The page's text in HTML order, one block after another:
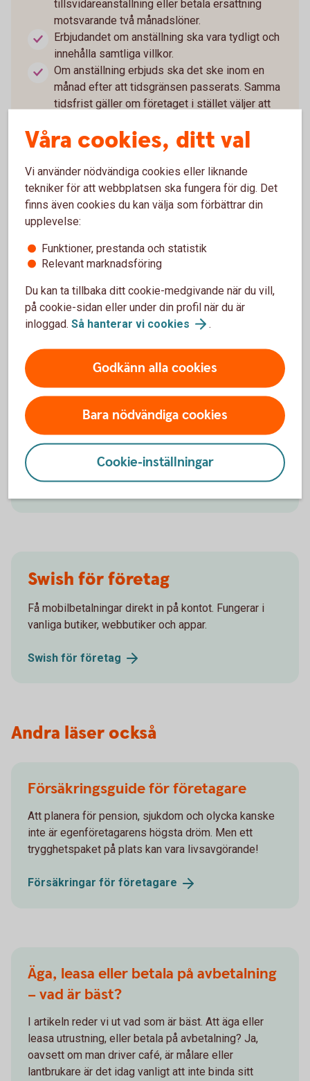
tillsvidareanställning eller betala ersättning
motsvarande två månadslöner.
Erbjudandet om anställning ska vara tydligt och
innehålla samtliga villkor.
Om anställning erbjuds ska det ske inom en
månad efter att tidsgränsen passerats. Samma
tidsfrist gäller om företaget i stället väljer att
Tackar personen ja upphör anställningen i
bemanningsföretaget när den nya anställningen
börjar.
Tackar personen nej fortsätter anställningen i
bemanningsföretaget som tidigare.
Egenföretagare och konsulter som arbetar som
Läs mer om nya reglerna(riksdagen.se)
Behöver du hjälp med
juridiken?
Vi kan hjälpa dig med till exempel aktieägaravtal,
konsultavtal och anställningsavtal.
Juridiska tjänster förföretag
Swish för företag
Få mobilbetalningar direkt in på kontot. Fungerar i
vanliga butiker, webbutiker och appar.
Swish för företag
Andra läser också
Försäkringsguide för företagare
Att planera för pension, sjukdom och olycka kanske
inte är egenföretagarens högsta dröm. Men ett
trygghetspaket på plats kan vara livsavgörande!
Försäkringar för företagare
Äga, leasa eller betala på avbetalning
– vad är bäst?
I artikeln reder vi ut vad som är bäst. Att äga eller
leasa utrustning, eller betala på avbetalning? Ja,
oavsett om man driver café, är målare eller
lantbrukare är det idag vanligt att inte binda sitt
Våra cookies, ditt val
Vi använder nödvändiga cookies eller liknande
tekniker för att webbplatsen ska fungera för dig. Det
finns även cookies du kan välja som förbättrar din
upplevelse:
Funktioner, prestanda och statistik
Relevant marknadsföring
Du kan ta tillbaka ditt cookie-medgivande när du vill,
på cookie-sidan eller under din profil när du är
inloggad. Så hanterar vi cookies .
Godkänn alla cookies
Bara nödvändiga cookies
Cookie-inställningar